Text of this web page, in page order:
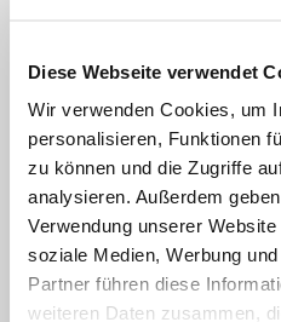
Diese Webseite verwendet
Wir verwenden Cookies, um
personalisieren, Funktionen
zu können und die Zugriffe
analysieren. Außerdem
Verwendung unserer
soziale Medien, Werbung
Partner führen diese
weiteren Daten zusammen,
Mourad: Keine
haben
Christen in Europa
keine Angst vor
zwischen gläubigen
Extremisten